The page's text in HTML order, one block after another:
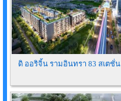
ดิ ออริจิ้น รามอินทรา 83 สเตชั่น